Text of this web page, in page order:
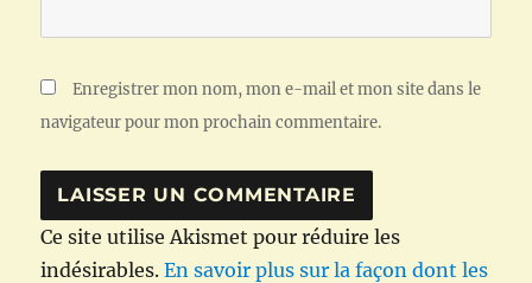
Enregistrer mon nom, mon e-mail et mon site dans le
navigateur pour mon prochain commentaire.
Ce site utilise Akismet pour réduire les
indésirables.En savoir plus sur la façon dont les